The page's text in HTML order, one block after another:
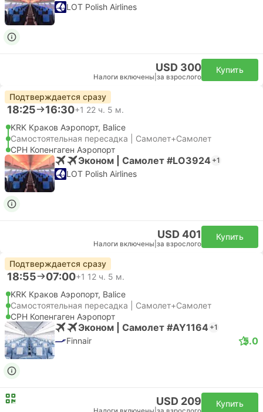
LOT Polish Airlines
USD 300
Налоги включены за взрослого
Купить
Подтверждается сразу
18:25 16:30+1 22 ч. 5 м.
KRK Краков Аэропорт, Balice
Самостоятельная пересадка | Самолет+Самолет
CPH Копенгаген Аэропорт
Эконом | Самолет #LO3924 +1
LOT Polish Airlines
USD 401
Налоги включены за взрослого
Купить
Подтверждается сразу
18:55 07:00+1 12 ч. 5 м.
KRK Краков Аэропорт, Balice
Самостоятельная пересадка | Самолет+Самолет
CPH Копенгаген Аэропорт
Эконом | Самолет #AY1164 +1
Finnair 5.0
USD 209 Купить